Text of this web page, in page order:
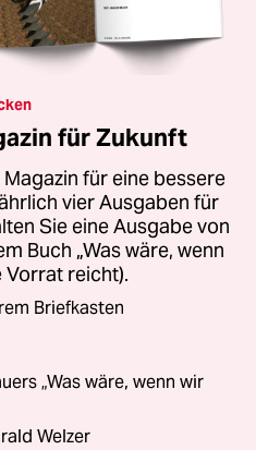
für Zukunft
Magazin für eine bessere
vier Ausgaben für
Sie eine Ausgabe von
Buch „Was wäre, wenn
Vorrat reicht).
Briefkasten
„Was wäre, wenn wir
Welzer